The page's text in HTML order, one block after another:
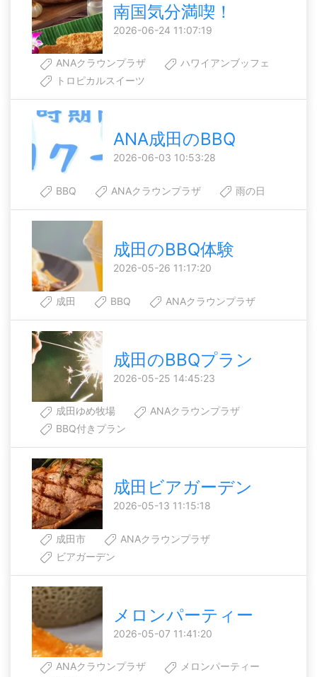
南国気分満喫！
2026-06-24 11:07:19
ANAクラウンプラザ
ハワイアンブッフェ
トロピカルスイーツ
ANA成田のBBQ
2026-06-03 10:53:28
BBQ ANAクラウンプラザ 雨の日
成田のBBQ体験
2026-05-26 11:17:20
成田 BBQ ANAクラウンプラザ
成田のBBQプラン
2026-05-25 14:45:23
成田ゆめ牧場
ANAクラウンプラザ
BBQ付きプラン
成田ビアガーデン
2026-05-13 11:15:18
成田市
ANAクラウンプラザ
ビアガーデン
メロンパーティー
2026-05-07 11:41:20
ANAクラウンプラザ
メロンパーティー